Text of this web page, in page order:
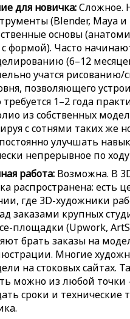
для новичка:Сложное.
(Blender, Maya и
основы
с формой). Часто
(6–12
учатся рисованию/
позволяющего
1–2 года
из собственных
с сотнями таких же
улучшать
непрерывное по
работа: Возможна. В
распространена: есть
где 3D-художники
заказами крупных
площадки (Upwork,
брать заказы на
Многие
на стоковых сайтах.
можно из любой точки
сроки и технические